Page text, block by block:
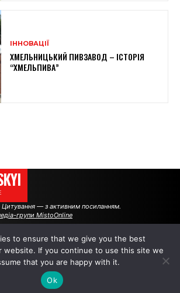
ІННОВАЦІЇ
ХМЕЛЬНИЦЬКИЙ ПИВЗАВОД – ІСТОРІЯ
“ХМЕЛЬПИВА”
Цитування — з активним посиланням.
групи MistoOnline
АВТОРИ РЕКЛАМА НА САЙТІ
to ensure that we give you the best
website. If you continue to use this site we
that you are happy with it.
Ok